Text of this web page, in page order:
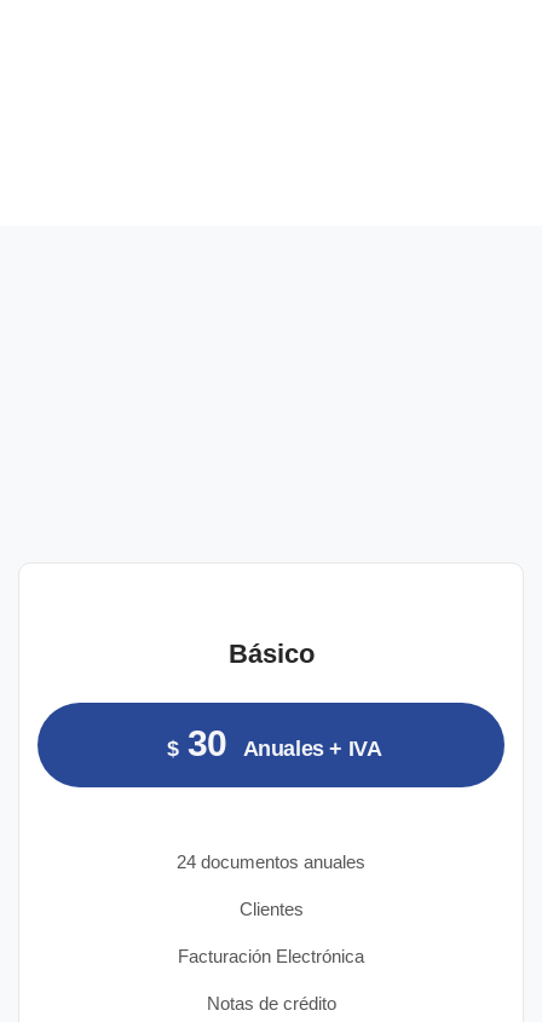
Básico
$ 30 Anuales + IVA
24 documentos anuales
Clientes
Facturación Electrónica
Notas de crédito